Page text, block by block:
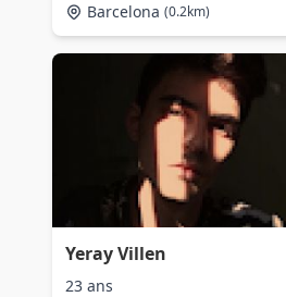
Barcelona (0.2km)
Yeray Villen
23 ans